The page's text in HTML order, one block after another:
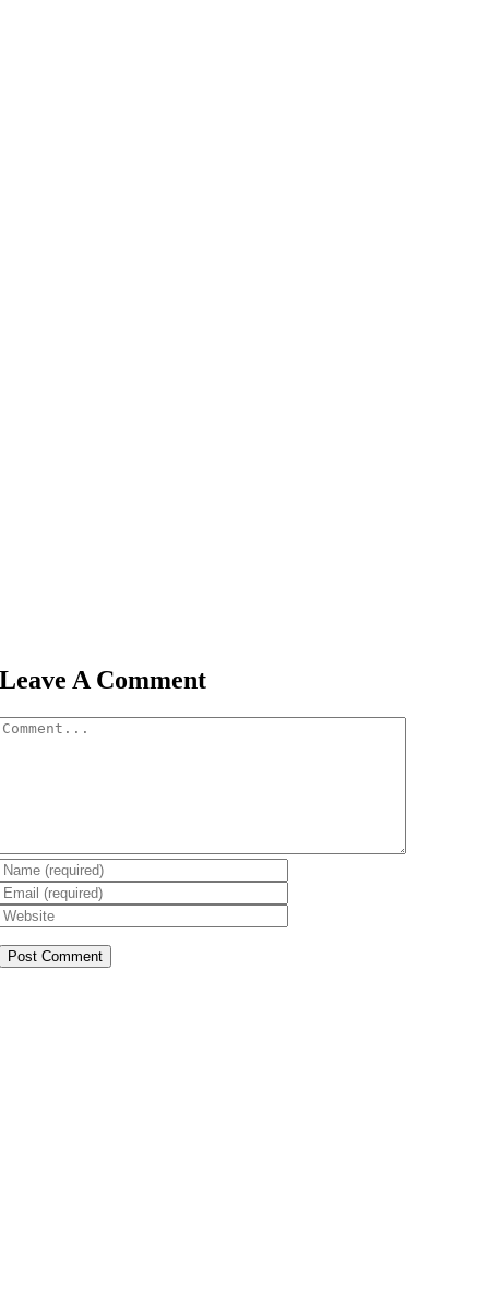
Leave A Comment